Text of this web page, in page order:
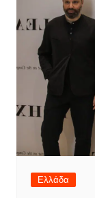
Ελλάδα